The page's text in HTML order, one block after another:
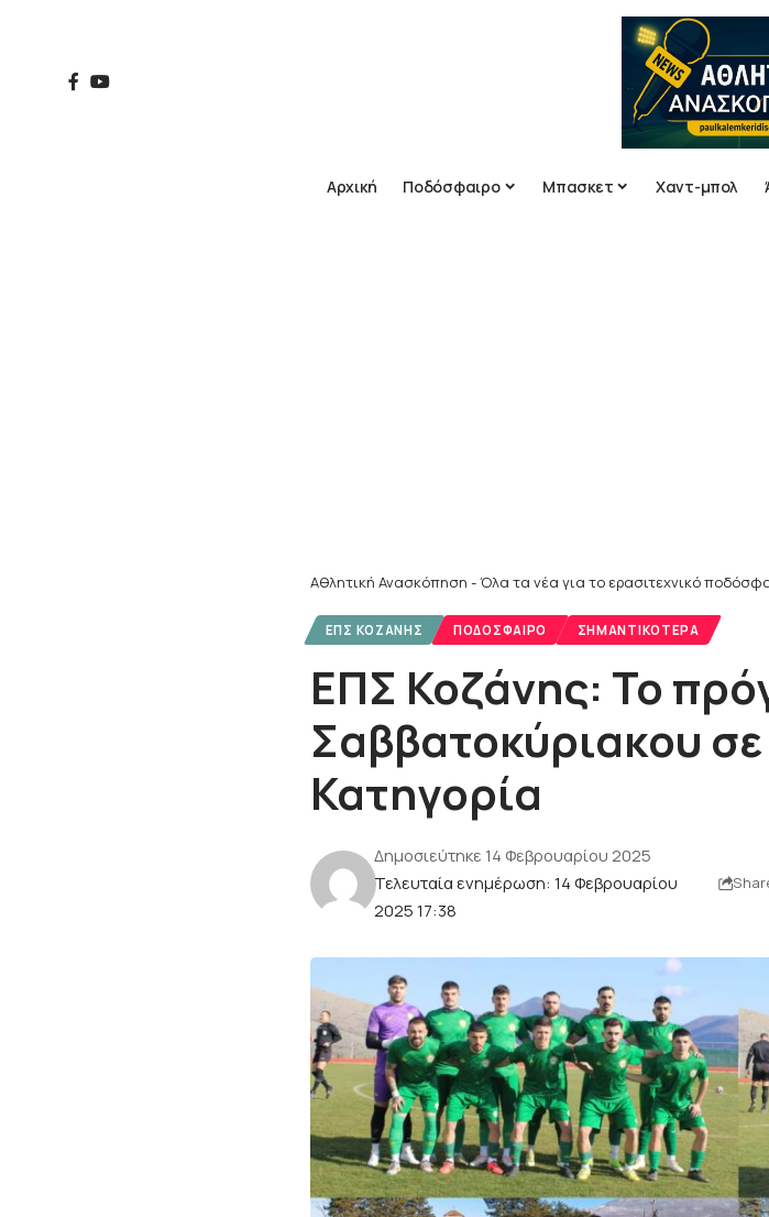
Αρχική Ποδόσφαιρο Μπασκετ Χαντ-μπολ
Αθλητική Ανασκόπηση - Όλα τα νέα για το ερασιτεχνικό
ΕΠΣ ΚΟΖΆΝΗΣ ΠΟΔΌΣΦΑΙΡΟ ΣΗΜΑΝΤΙΚΌΤΕΡΑ
ΕΠΣ Κοζάνης: Το
Σαββατοκύριακου σε
Κατηγορία
Τελευταία ενημέρωση: 14 Φεβρουαρίου
2025 17:38
Δημοσιεύτηκε 14 Φεβρουαρίου 2025